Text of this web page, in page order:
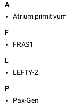
A
Atrium primitivum
F
FRAS1
L
LEFTY-2
P
Pax-Gen